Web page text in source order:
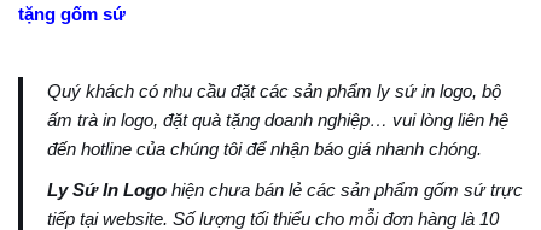
tặng gốm sứ
Quý khách có nhu cầu đặt các sản phẩm ly sứ in logo, bộ
ấm trà in logo, đặt quà tặng doanh nghiệp… vui lòng liên hệ
đến hotline của chúng tôi để nhận báo giá nhanh chóng.
Ly Sứ In Logo hiện chưa bán lẻ các sản phẩm gốm sứ trực
tiếp tại website. Số lượng tối thiểu cho mỗi đơn hàng là 10